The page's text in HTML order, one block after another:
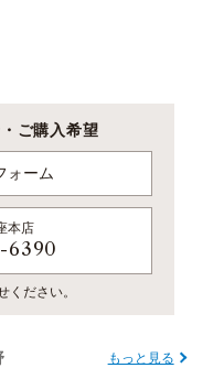
ご購入希望
ォーム
本店
6390
ください。
もっと見る